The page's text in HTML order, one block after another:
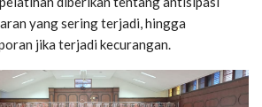
yang sering terjadi, hingga
jika terjadi kecurangan.